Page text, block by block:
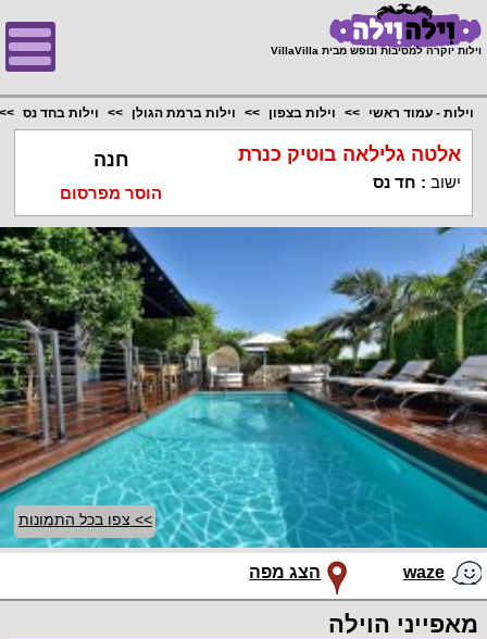
וילות יוקרה למסיבות ונופש מבית VillaVilla
וילות - עמוד ראשי וילות בצפון וילות ברמת הגולן וילות בחד נס
אלטה גלילאה בוטיק כנרת
ישוב : חד נס
חנה
הוסר מפרסום
>> צפו בכל התמונות
waze הצג מפה
מאפייני הוילה